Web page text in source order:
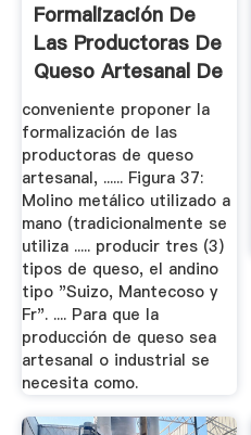
Formalización De
Las Productoras De
Queso Artesanal De
La.
conveniente proponer la
formalización de las
productoras de queso
artesanal, ...... Figura 37:
Molino metálico utilizado a
mano (tradicionalmente se
utiliza ..... producir tres (3)
tipos de queso, el andino
tipo "Suizo, Mantecoso y
Fr". .... Para que la
producción de queso sea
artesanal o industrial se
necesita como.